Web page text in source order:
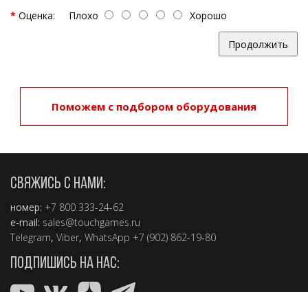
Оценка: Плохо Хорошо
Продолжить
Поможем с подбором оборудования
СВЯЖИСЬ С НАМИ:
номер: +7 800 333-24-62
e-mail: sales@touchgames.ru
Telegram, Viber, WhatsApp +7 (902) 862-19-80
ПОДПИШИСЬ НА НАС: